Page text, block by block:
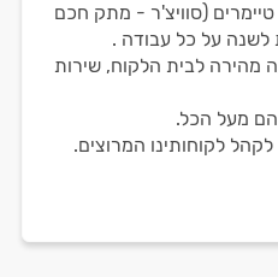
(סוויצ'ר - מתק חכם
לשנה על כל עבודה .
הגעה מהירה לבית הלקוח, שירות
הם מעל הכל.
לקוחותינו המרוצים.